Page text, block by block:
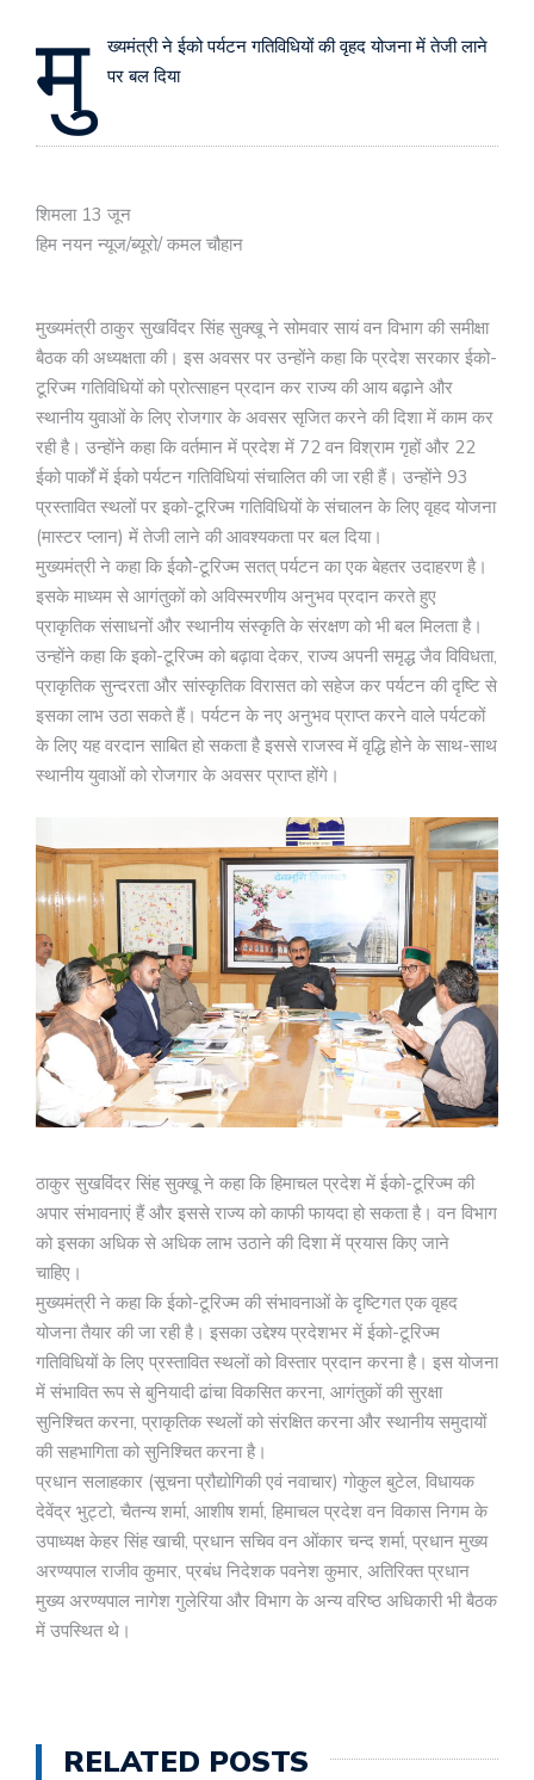
मु
ख्यमंत्री ने ईको पर्यटन गतिविधियों की वृहद योजना में तेजी लाने
पर बल दिया
शिमला 13 जून
हिम नयन न्यूज/ब्यूरो/ कमल चौहान
मुख्यमंत्री ठाकुर सुखविंदर सिंह सुक्खू ने सोमवार सायं वन विभाग की समीक्षा
बैठक की अध्यक्षता की। इस अवसर पर उन्होंने कहा कि प्रदेश सरकार ईको-
टूरिज्म गतिविधियों को प्रोत्साहन प्रदान कर राज्य की आय बढ़ाने और
स्थानीय युवाओं के लिए रोजगार के अवसर सृजित करने की दिशा में काम कर
रही है। उन्होंने कहा कि वर्तमान में प्रदेश में 72 वन विश्राम गृहों और 22
ईको पार्कों में ईको पर्यटन गतिविधियां संचालित की जा रही हैं। उन्होंने 93
प्रस्तावित स्थलों पर इको-टूरिज्म गतिविधियों के संचालन के लिए वृहद योजना
(मास्टर प्लान) में तेजी लाने की आवश्यकता पर बल दिया।
मुख्यमंत्री ने कहा कि ईकोे-टूरिज्म सतत् पर्यटन का एक बेहतर उदाहरण है।
इसके माध्यम से आगंतुकों को अविस्मरणीय अनुभव प्रदान करते हुए
प्राकृतिक संसाधनों और स्थानीय संस्कृति के संरक्षण को भी बल मिलता है।
उन्होंने कहा कि इको-टूरिज्म को बढ़ावा देकर, राज्य अपनी समृद्ध जैव विविधता,
प्राकृतिक सुन्दरता और सांस्कृतिक विरासत को सहेज कर पर्यटन की दृष्टि से
इसका लाभ उठा सकते हैं। पर्यटन के नए अनुभव प्राप्त करने वाले पर्यटकों
के लिए यह वरदान साबित हो सकता है इससे राजस्व में वृद्धि होने के साथ-साथ
स्थानीय युवाओं को रोजगार के अवसर प्राप्त होंगे।
ठाकुर सुखविंदर सिंह सुक्खू ने कहा कि हिमाचल प्रदेश में ईको-टूरिज्म की
अपार संभावनाएं हैं और इससे राज्य को काफी फायदा हो सकता है। वन विभाग
को इसका अधिक से अधिक लाभ उठाने की दिशा में प्रयास किए जाने
चाहिए।
मुख्यमंत्री ने कहा कि ईको-टूरिज्म की संभावनाओं के दृष्टिगत एक वृहद
योजना तैयार की जा रही है। इसका उद्देश्य प्रदेशभर में ईको-टूरिज्म
गतिविधियों के लिए प्रस्तावित स्थलों को विस्तार प्रदान करना है। इस योजना
में संभावित रूप से बुनियादी ढांचा विकसित करना, आगंतुकों की सुरक्षा
सुनिश्चित करना, प्राकृतिक स्थलों को संरक्षित करना और स्थानीय समुदायों
की सहभागिता को सुनिश्चित करना है।
प्रधान सलाहकार (सूचना प्रौद्योगिकी एवं नवाचार) गोकुल बुटेल, विधायक
देवेंद्र भुट्टो, चैतन्य शर्मा, आशीष शर्मा, हिमाचल प्रदेश वन विकास निगम के
उपाध्यक्ष केहर सिंह खाची, प्रधान सचिव वन ओंकार चन्द शर्मा, प्रधान मुख्य
अरण्यपाल राजीव कुमार, प्रबंध निदेशक पवनेश कुमार, अतिरिक्त प्रधान
मुख्य अरण्यपाल नागेश गुलेरिया और विभाग के अन्य वरिष्ठ अधिकारी भी बैठक
में उपस्थित थे।
RELATED POSTS